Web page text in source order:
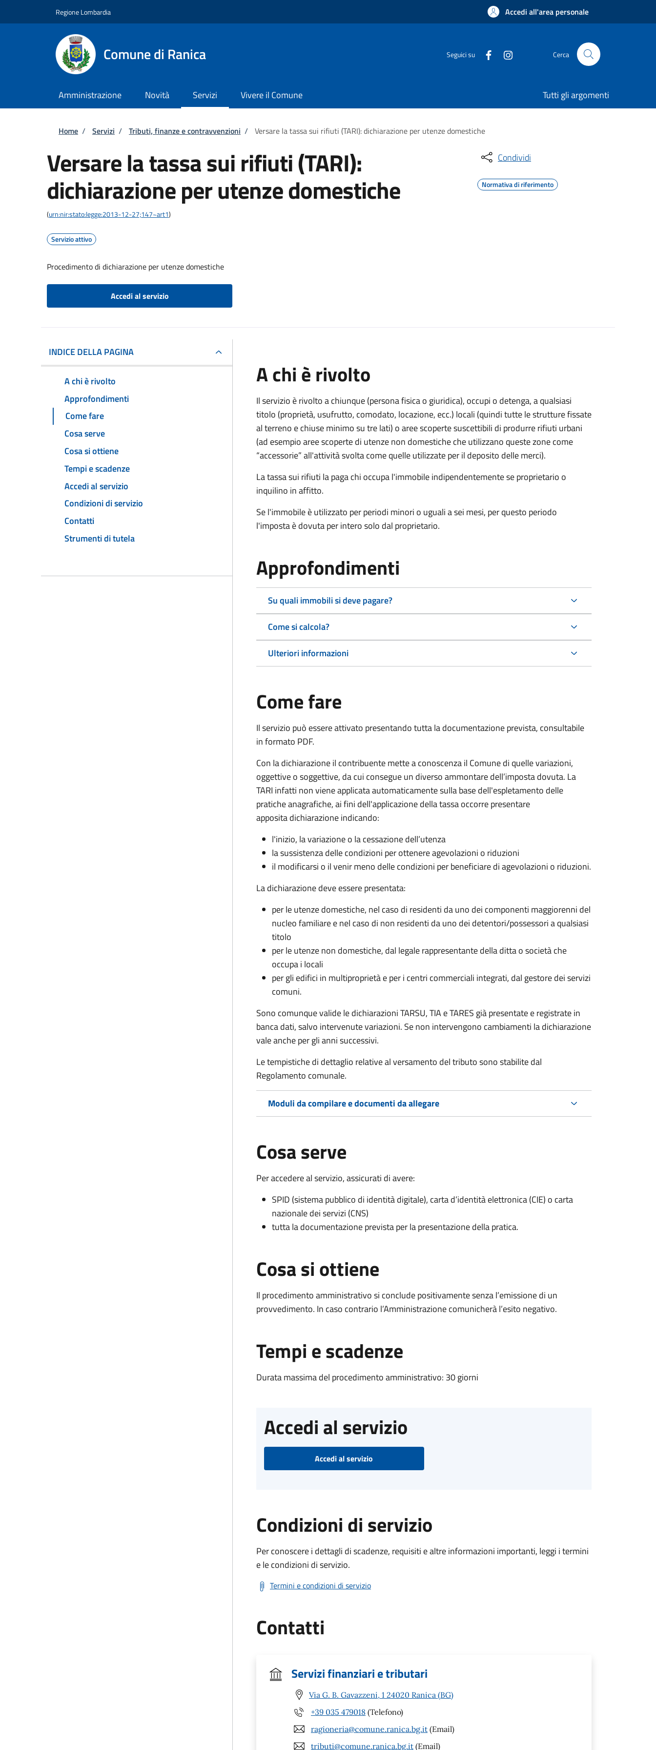
Regione Lombardia Accedi all'area personale
Comune di Ranica Seguici su Cerca
Amministrazione Novità Servizi Vivere il Comune Tutti gli argomenti
Briciole di pane
Home / Servizi / Tributi, finanze e contravvenzioni / Versare la tassa sui rifiuti (TARI): dichiarazione per utenze domestiche
Versare la tassa sui rifiuti (TARI):
dichiarazione per utenze domestiche
(urn:nir:stato:legge:2013-12-27;147~art1)
Servizio attivo
Procedimento di dichiarazione per utenze domestiche
Accedi al servizio
Condividi
Normativa di riferimento
INDICE DELLA PAGINA
A chi è rivolto
Approfondimenti
Come fare
Cosa serve
Cosa si ottiene
Tempi e scadenze
Accedi al servizio
Condizioni di servizio
Contatti
Strumenti di tutela
A chi è rivolto
Il servizio è rivolto a chiunque (persona fisica o giuridica), occupi o detenga, a qualsiasi
titolo (proprietà, usufrutto, comodato, locazione, ecc.) locali (quindi tutte le strutture fissate
al terreno e chiuse minimo su tre lati) o aree scoperte suscettibili di produrre rifiuti urbani
(ad esempio aree scoperte di utenze non domestiche che utilizzano queste zone come
“accessorie” all'attività svolta come quelle utilizzate per il deposito delle merci).
La tassa sui rifiuti la paga chi occupa l'immobile indipendentemente se proprietario o
inquilino in affitto.
Se l'immobile è utilizzato per periodi minori o uguali a sei mesi, per questo periodo
l'imposta è dovuta per intero solo dal proprietario.
Approfondimenti
Su quali immobili si deve pagare?
Come si calcola?
Ulteriori informazioni
Come fare
Il servizio può essere attivato presentando tutta la documentazione prevista, consultabile
in formato PDF.
Con la dichiarazione il contribuente mette a conoscenza il Comune di quelle variazioni,
oggettive o soggettive, da cui consegue un diverso ammontare dell’imposta dovuta. La
TARI infatti non viene applicata automaticamente sulla base dell'espletamento delle
pratiche anagrafiche, ai fini dell'applicazione della tassa occorre presentare
apposita dichiarazione indicando:
l'inizio, la variazione o la cessazione dell’utenza
la sussistenza delle condizioni per ottenere agevolazioni o riduzioni
il modificarsi o il venir meno delle condizioni per beneficiare di agevolazioni o riduzioni.
La dichiarazione deve essere presentata:
per le utenze domestiche, nel caso di residenti da uno dei componenti maggiorenni del
nucleo familiare e nel caso di non residenti da uno dei detentori/possessori a qualsiasi
titolo
per le utenze non domestiche, dal legale rappresentante della ditta o società che
occupa i locali
per gli edifici in multiproprietà e per i centri commerciali integrati, dal gestore dei servizi
comuni.
Sono comunque valide le dichiarazioni TARSU, TIA e TARES già presentate e registrate in
banca dati, salvo intervenute variazioni. Se non intervengono cambiamenti la dichiarazione
vale anche per gli anni successivi.
Le tempistiche di dettaglio relative al versamento del tributo sono stabilite dal
Regolamento comunale.
Moduli da compilare e documenti da allegare
Cosa serve
Per accedere al servizio, assicurati di avere:
SPID (sistema pubblico di identità digitale), carta d’identità elettronica (CIE) o carta
nazionale dei servizi (CNS)
tutta la documentazione prevista per la presentazione della pratica.
Cosa si ottiene
Il procedimento amministrativo si conclude positivamente senza l’emissione di un
provvedimento. In caso contrario l’Amministrazione comunicherà l’esito negativo.
Tempi e scadenze
Durata massima del procedimento amministrativo: 30 giorni
Accedi al servizio
Accedi al servizio
Condizioni di servizio
Per conoscere i dettagli di scadenze, requisiti e altre informazioni importanti, leggi i termini
e le condizioni di servizio.
Termini e condizioni di servizio
Contatti
Servizi finanziari e tributari
Via G. B. Gavazzeni, 1 24020 Ranica (BG)
+39 035 479018 (Telefono)
ragioneria@comune.ranica.bg.it (Email)
tributi@comune.ranica.bg.it (Email)